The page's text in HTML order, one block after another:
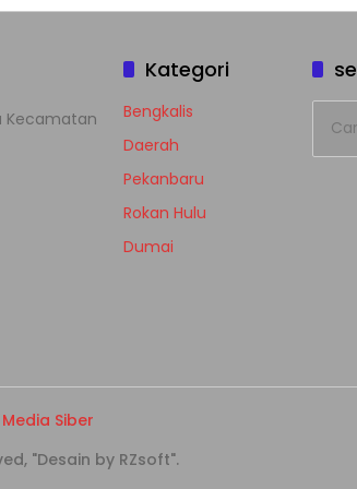
Kecamatan
Kategori
Bengkalis
Daerah
Pekanbaru
Rokan Hulu
Dumai
untuk:
Siber
"Desain by RZsoft".